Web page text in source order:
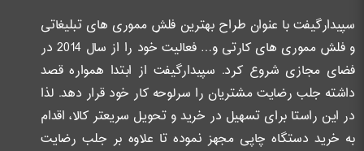
سپیدارگیفت با عنوان طراح بهترین فلش مموری های تبلیغاتی
و فلش مموری های کارتی و… فعالیت خود را از سال 2014 در
فضای مجازی شروع کرد. سپیدارگیفت از ابتدا همواره قصد
داشته جلب رضایت مشتریان را سرلوحه کار خود قرار دهد. لذا
در این راستا برای تسهیل در خرید و تحویل سریعتر کالا، اقدام
به خرید دستگاه چاپی مجهز نموده تا علاوه بر جلب رضایت